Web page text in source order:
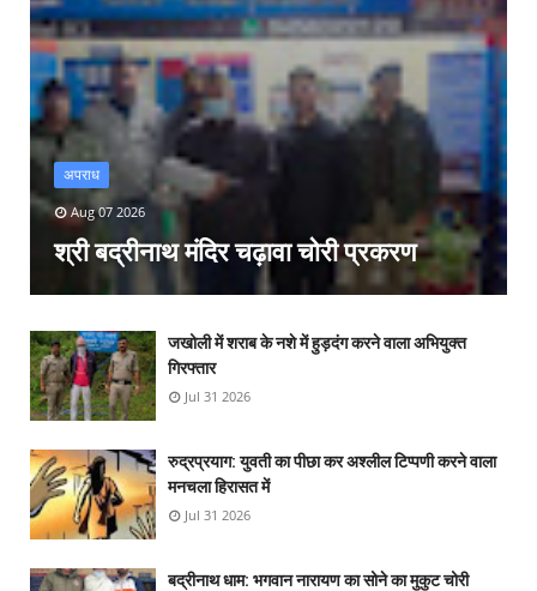
अपराध
Aug 07 2026
श्री बद्रीनाथ मंदिर चढ़ावा चोरी प्रकरण
जखोली में शराब के नशे में हुड़दंग करने वाला अभियुक्त
गिरफ्तार
Jul 31 2026
रुद्रप्रयाग: युवती का पीछा कर अश्लील टिप्पणी करने वाला
मनचला हिरासत में
Jul 31 2026
बद्रीनाथ धाम: भगवान नारायण का सोने का मुकुट चोरी